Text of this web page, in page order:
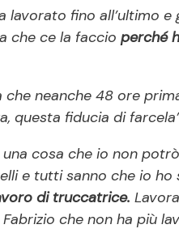
lavorato fino all’ultimo
che ce la faccio perché
che neanche 48 ore
questa fiducia di
una cosa che io non
e tutti sanno che io ho
di truccatrice.
che non ha più